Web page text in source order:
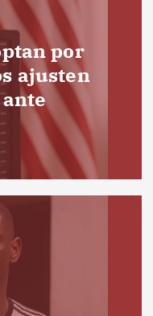
por
ajusten